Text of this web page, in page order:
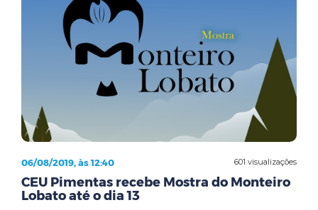
601 visualizações
06/08/2019, às 12:40
CEU Pimentas recebe Mostra do Monteiro
Lobato até o dia 13